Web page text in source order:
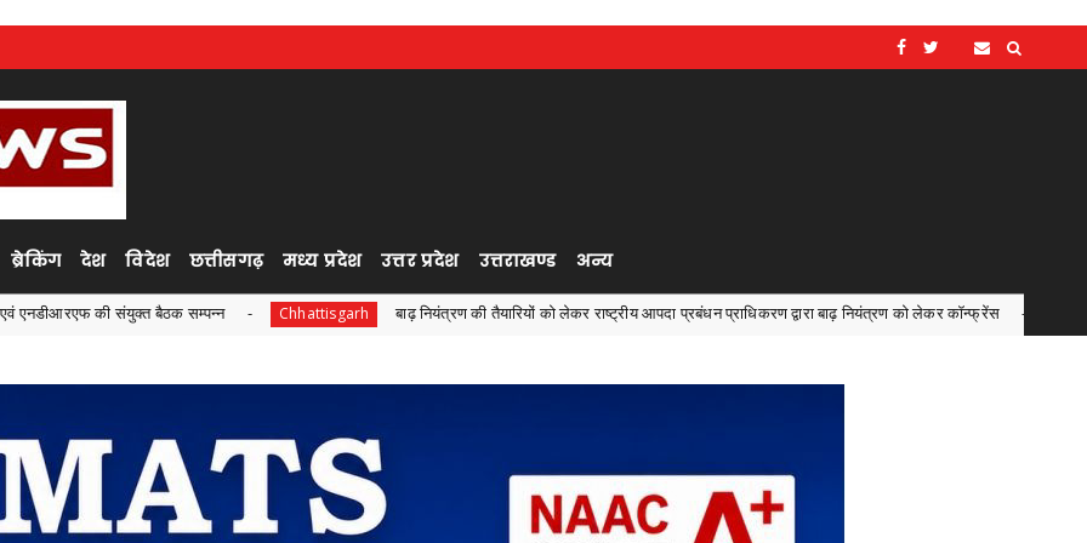
ब्रेकिंग देश विदेश छत्तीसगढ़ मध्य प्रदेश उत्तर प्रदेश उत्तराखण्ड अन्य
बैठक सम्पन्न Chhattisgarh बाढ़ नियंत्रण की तैयारियों को लेकर राष्ट्रीय आपदा प्रबंधन प्राधिकरण द्वारा बाढ़ नियंत्रण को लेकर कॉन्फ्रेंस Chhattisgarh